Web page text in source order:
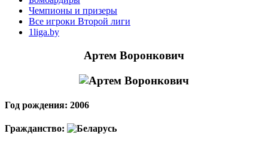
Чемпионы и призеры
Все игроки Второй лиги
1liga.by
Артем Воронкович
Год рождения: 2006
Гражданство: